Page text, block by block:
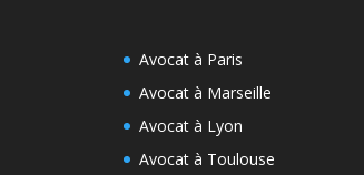
Avocat à Paris
Avocat à Marseille
Avocat à Lyon
Avocat à Toulouse